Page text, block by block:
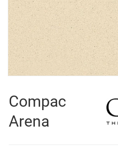
Compac
Arena